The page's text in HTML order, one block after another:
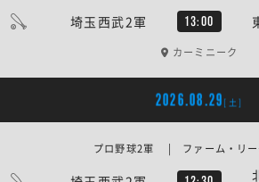
埼玉西武2軍 13:00
カーミニーク
2026.08.29 [土]
プロ野球2軍 | ファーム・リー